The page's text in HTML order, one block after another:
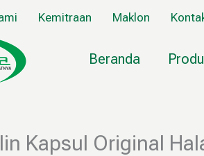
Kemitraan Maklon
Beranda
Kapsul Original